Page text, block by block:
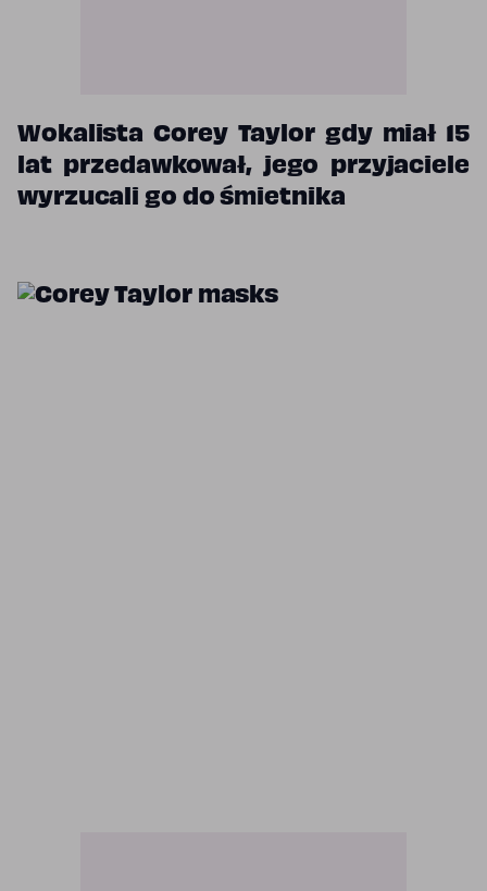
Wokalista Corey Taylor gdy miał 15
lat przedawkował, jego przyjaciele
wyrzucali go do śmietnika